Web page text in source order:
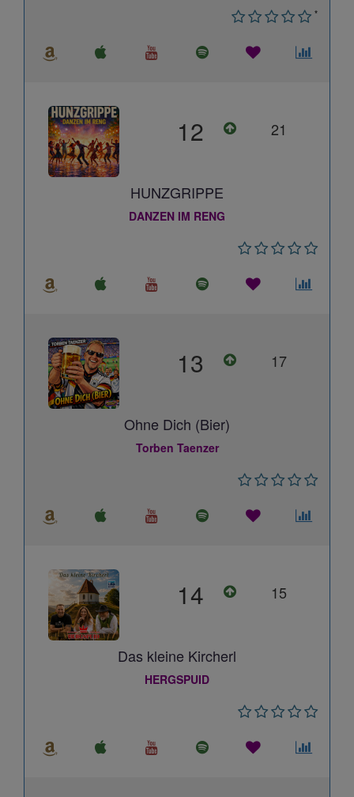
*
12 21
HUNZGRIPPE
DANZEN IM RENG
13 17
Ohne Dich (Bier)
Torben Taenzer
14 15
Das kleine Kircherl
HERGSPUID